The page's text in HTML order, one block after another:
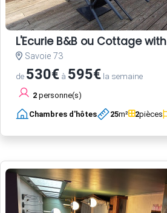
L'Ecurie B&B ou Cottage
Savoie 73
de 530€ à 595€ la semaine
2 personne(s)
Chambres d'hôtes 25m² 2pièces